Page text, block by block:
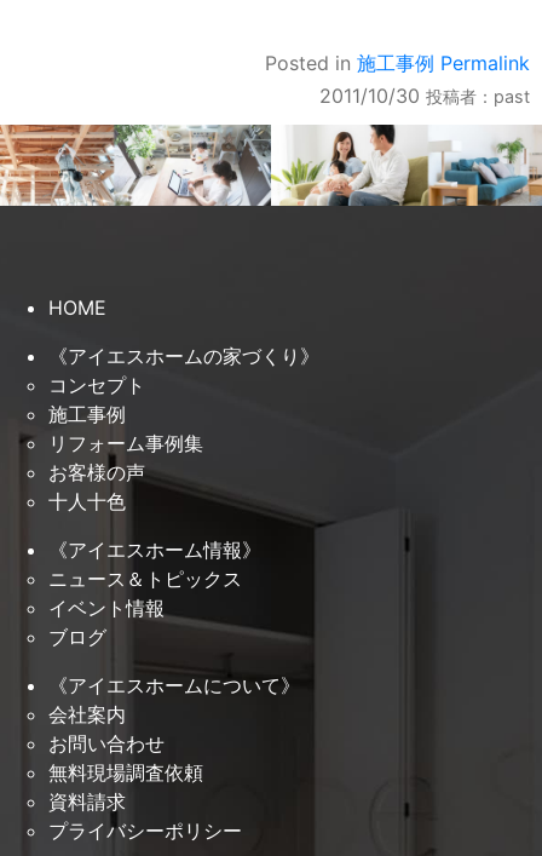
Posted in 施工事例 Permalink
2011/10/30 投稿者： past
HOME
《アイエスホームの家づくり》
コンセプト
施工事例
リフォーム事例集
お客様の声
十人十色
《アイエスホーム情報》
ニュース＆トピックス
イベント情報
ブログ
《アイエスホームについて》
会社案内
お問い合わせ
無料現場調査依頼
資料請求
プライバシーポリシー